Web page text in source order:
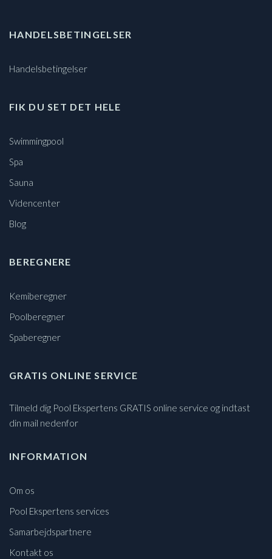
HANDELSBETINGELSER
Handelsbetingelser
FIK DU SET DET HELE
Swimmingpool
Spa
Sauna
Videncenter
Blog
BEREGNERE
Kemiberegner
Poolberegner
Spaberegner
GRATIS ONLINE SERVICE
Tilmeld dig Pool Ekspertens GRATIS online service og indtast
din mail nedenfor
INFORMATION
Om os
Pool Ekspertens services
Samarbejdspartnere
Kontakt os